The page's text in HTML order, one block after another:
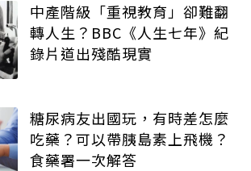
中產階級「重視教育」卻難翻
轉人生？BBC《人生七年》紀
錄片道出殘酷現實
糖尿病友出國玩，有時差怎麼
吃藥？可以帶胰島素上飛機？
食藥署一次解答